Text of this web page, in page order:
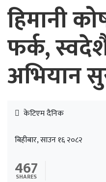
हिमानी
फर्क, स्वदेशै
अभियान
केटिएम दैनिक
बिहीबार, साउन १६ २०८२
467
SHARES